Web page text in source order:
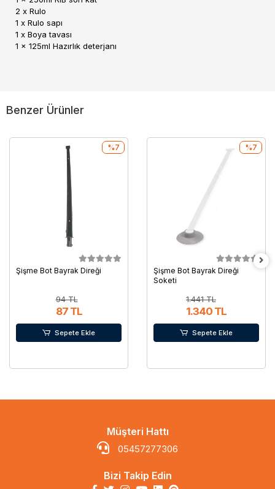
2 x Rulo
1 x Rulo sapı
1 x Boya tavası
1 x 125ml Hazırlık deterjanı
Benzer Ürünler
Şişme Bot Bayrak Direği
94 TL
87 TL
%7
Sepete Ekle
Şişme Bot Bayrak Direği
Soketi
1.441 TL
1.340 TL
%7
Sepete Ekle
Müşteri Hattı
05457277306
Bizi Takip Edin